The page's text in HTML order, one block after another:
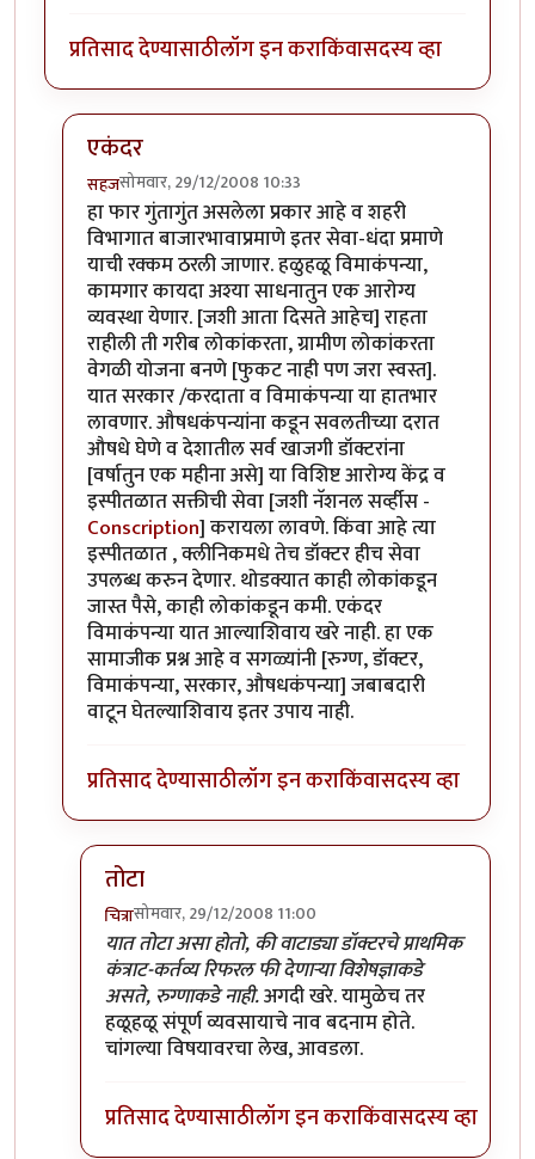
प्रतिसाद देण्यासाठीलॉग इन कराकिंवासदस्य व्हा
एकंदर
सहजसोमवार, 29/12/2008 10:33
In reply toचांगला विषयbyधनंजय
हा फार गुंतागुंत असलेला प्रकार आहे व शहरी
विभागात बाजारभावाप्रमाणे इतर सेवा-धंदा प्रमाणे
याची रक्कम ठरली जाणार. हळुहळू विमाकंपन्या,
कामगार कायदा अश्या साधनातुन एक आरोग्य
व्यवस्था येणार. [जशी आता दिसते आहेच] राहता
राहीली ती गरीब लोकांकरता, ग्रामीण लोकांकरता
वेगळी योजना बनणे [फुकट नाही पण जरा स्वस्त].
यात सरकार /करदाता व विमाकंपन्या या हातभार
लावणार. औषधकंपन्यांना कडून सवलतीच्या दरात
औषधे घेणे व देशातील सर्व खाजगी डॉक्टरांना
[वर्षातुन एक महीना असे] या विशिष्ट आरोग्य केंद्र व
इस्पीतळात सक्तीची सेवा [जशी नॅशनल सर्व्हीस -
Conscription] करायला लावणे. किंवा आहे त्या
इस्पीतळात , क्लीनिकमधे तेच डॉक्टर हीच सेवा
उपलब्ध करुन देणार. थोडक्यात काही लोकांकडून
जास्त पैसे, काही लोकांकडून कमी. एकंदर
विमाकंपन्या यात आल्याशिवाय खरे नाही. हा एक
सामाजीक प्रश्न आहे व सगळ्यांनी [रुग्ण, डॉक्टर,
विमाकंपन्या, सरकार, औषधकंपन्या] जबाबदारी
वाटून घेतल्याशिवाय इतर उपाय नाही.
प्रतिसाद देण्यासाठीलॉग इन कराकिंवासदस्य व्हा
तोटा
चित्रासोमवार, 29/12/2008 11:00
In reply toएकंदरbyसहज
यात तोटा असा होतो, की वाटाड्या डॉक्टरचे प्राथमिक
कंत्राट-कर्तव्य रिफरल फी देणार्‍या विशेषज्ञाकडे
असते, रुग्णाकडे नाही.अगदी खरे. यामुळेच तर
हळूहळू संपूर्ण व्यवसायाचे नाव बदनाम होते.
चांगल्या विषयावरचा लेख, आवडला.
प्रतिसाद देण्यासाठीलॉग इन कराकिंवासदस्य व्हा